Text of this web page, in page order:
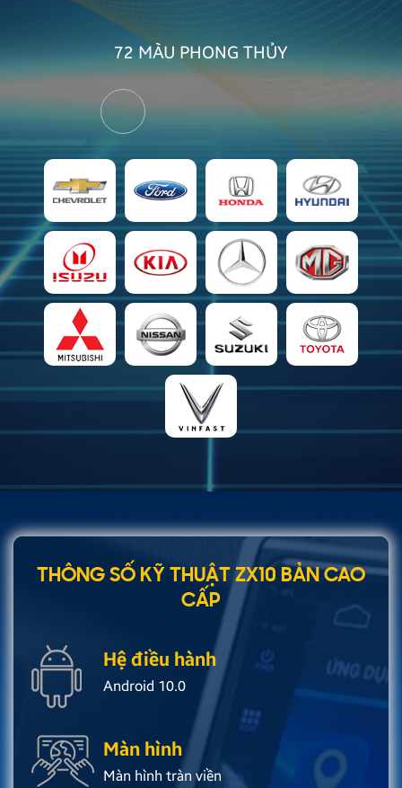
72 MÀU PHONG THỦY
THÔNG SỐ KỸ THUẬT ZX10 BẢN CAO
CẤP
Hệ điều hành
Android 10.0
Màn hình
Màn hình tràn viền